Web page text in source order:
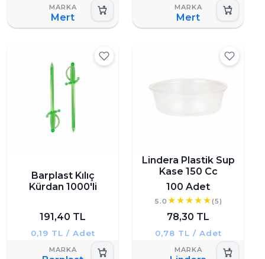
Mert Mert
Barplast Kılıç
Kürdan 1000'li
191,40 TL
0,19 TL / Adet
Lindera Plastik Sup
Kase 150 Cc
100 Adet
5.0 (5)
78,30 TL
0,78 TL / Adet